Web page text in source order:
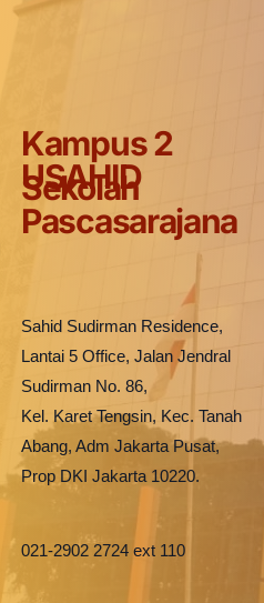
Kampus 2
USAHID
Sekolah
Pascasarajana
Sahid Sudirman Residence,
Lantai 5 Office, Jalan Jendral
Sudirman No. 86,
Kel. Karet Tengsin, Kec. Tanah
Abang, Adm Jakarta Pusat,
Prop DKI Jakarta 10220.
021-2902 2724 ext 110